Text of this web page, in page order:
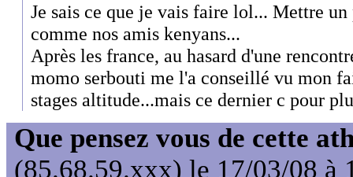
Je sais ce que je vais faire lol... Mettre
comme nos amis kenyans...
Après les france, au hasard d'une
momo serbouti me l'a conseillé vu mon
stages altitude...mais ce dernier c pour
Que pensez vous de cette
(85.68.59.xxx) le 17/03/08 à